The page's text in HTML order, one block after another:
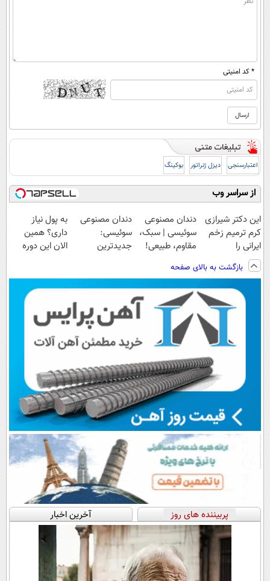
* کد امنیتی
اعتبارسنجی دیزل ژنراتور بوکینگ
از سراسر وب
این دکتر شیرازی
کرم ترمیم زخم
ایرانی را
ساخت!!!
دندان مصنوعی
سوئیسی | سبک،
مقاوم، طبیعی!
رایگان+پرداخت
اقساطی😍
دندان مصنوعی
سوئیسی:
جدیدترین
پرداخت قسطی
به پول نیاز
داری؟ همین
الان این دوره
بازگشت به بالای صفحه
پربیننده های روز آخرین اخبار